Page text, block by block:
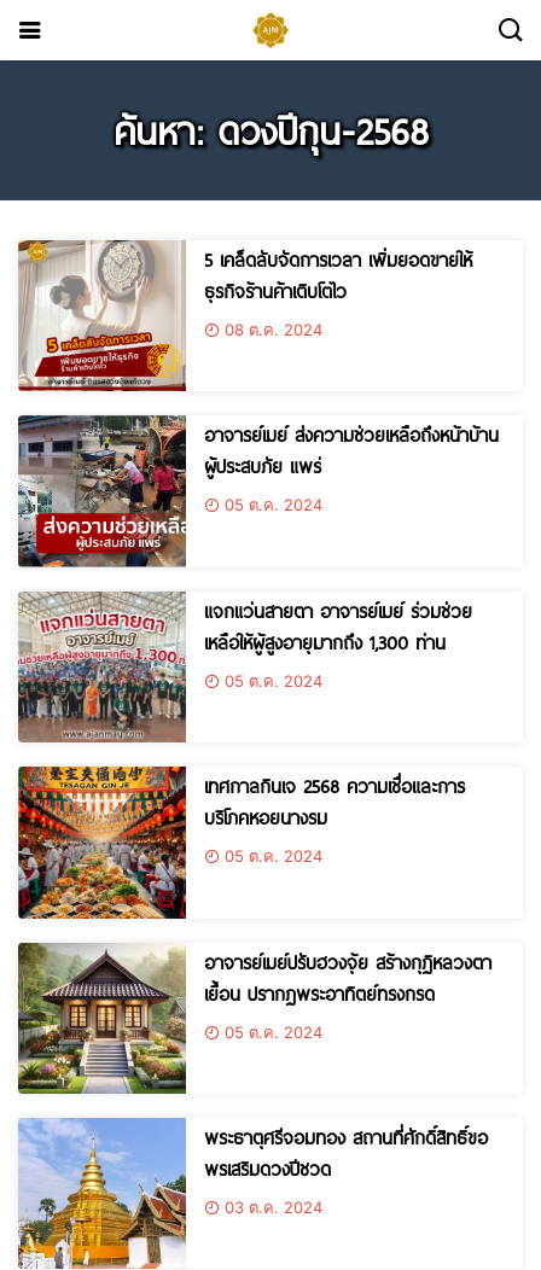
ค้นหา: ดวงปีกุน-2568
5 เคล็ดลับจัดการเวลา เพิ่มยอดขายให้
ธุรกิจร้านค้าเติบโตไว
08 ต.ค. 2024
อาจารย์เมย์ ส่งความช่วยเหลือถึงหน้าบ้าน
ผู้ประสบภัย แพร่
05 ต.ค. 2024
แจกแว่นสายตา อาจารย์เมย์ ร่วมช่วย
เหลือให้ผู้สูงอายุมากถึง 1,300 ท่าน
05 ต.ค. 2024
เทศกาลกินเจ 2568 ความเชื่อและการ
บริโภคหอยนางรม
05 ต.ค. 2024
อาจารย์เมย์ปรับฮวงจุ้ย สร้างกุฏิหลวงตา
เยื้อน ปรากฏพระอาทิตย์ทรงกรด
05 ต.ค. 2024
พระธาตุศรีจอมทอง สถานที่ศักดิ์สิทธิ์ขอ
พรเสริมดวงปีชวด
03 ต.ค. 2024